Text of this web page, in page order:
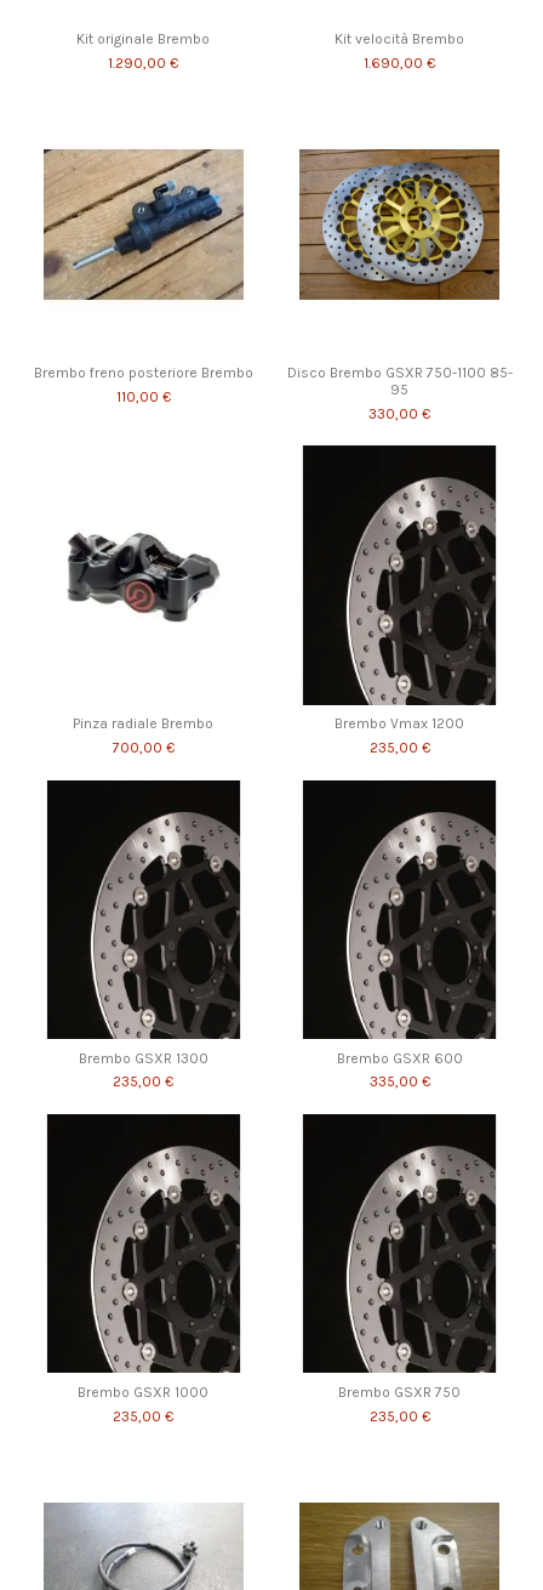
Kit originale Brembo
1.290,00 €
Kit velocità Brembo
1.690,00 €
Brembo freno posteriore Brembo
110,00 €
Disco Brembo GSXR 750-1100 85-
95
330,00 €
Pinza radiale Brembo
700,00 €
Brembo Vmax 1200
235,00 €
Brembo GSXR 1300
235,00 €
Brembo GSXR 600
335,00 €
Brembo GSXR 1000
235,00 €
Brembo GSXR 750
235,00 €